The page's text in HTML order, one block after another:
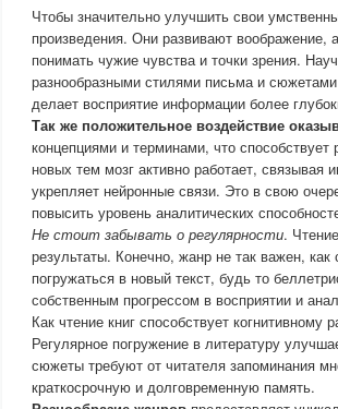
Чтобы значительно улучшить свои
произведения. Они развивают воображение,
понимать чужие чувства и точки зрения.
разнообразными стилями письма и
делает восприятие информации более
Так же положительное воздействие
концепциями и терминами, что
новых тем мозг активно работает,
укрепляет нейронные связи. Это в свою
повысить уровень аналитических
Не стоит забывать о регулярности.
результаты. Конечно, жанр не так важен,
погружаться в новый текст, будь то
собственным прогрессом в восприятии и
Как чтение книг способствует когнитивному
Регулярное погружение в литературу
сюжеты требуют от читателя запоминания
краткосрочную и долговременную память.